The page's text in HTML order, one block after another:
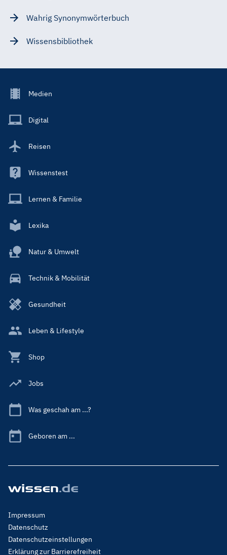
Wahrig Synonymwörterbuch
Wissensbibliothek
Footer
Main
Medien
Digital
Reisen
Wissenstest
Lernen & Familie
Lexika
Natur & Umwelt
Technik & Mobilität
Gesundheit
Leben & Lifestyle
Shop
Jobs
Was geschah am ...?
Geboren am ...
Footer
Menu
Legal
Impressum
Datenschutz
Datenschutzeinstellungen
Erklärung zur Barrierefreiheit